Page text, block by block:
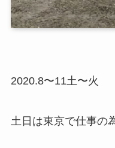
2020.8〜11土〜火
土日は東京で仕事の